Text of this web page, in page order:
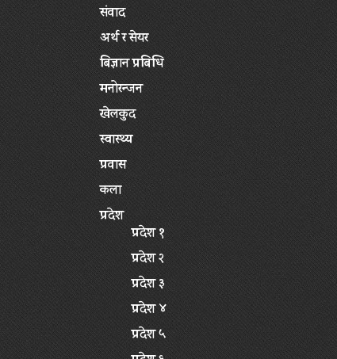
संवाद
अर्थ र सेयर
बिज्ञान प्रबिधि
मनोरन्जन
खेलकुद
स्वास्थ्य
प्रवास
कला
प्रदेश
प्रदेश १
प्रदेश २
प्रदेश ३
प्रदेश ४
प्रदेश ५